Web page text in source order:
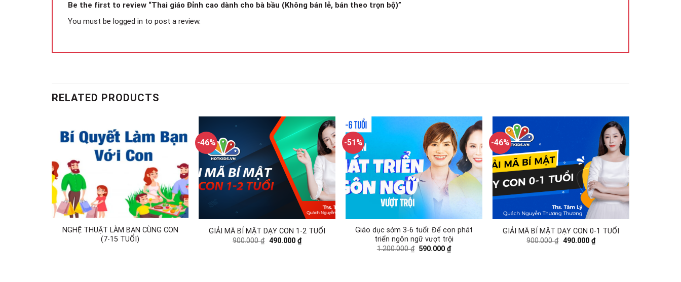
Be the first to review “Thai giáo Đỉnh cao dành cho bà bầu (Không bán lẻ, bán theo trọn bộ)”
You must be logged in to post a review.
RELATED PRODUCTS
NGHỆ THUẬT LÀM BẠN CÙNG CON
(7-15 TUỔI)
-46%
GIẢI MÃ BÍ MẬT DẠY CON 1-2 TUỔI
900.000₫ 490.000 ₫
-51%
Giáo dục sớm 3-6 tuổi: Để con phát
triển ngôn ngữ vượt trội
1.200.000₫ 590.000₫
-46%
GIẢI MÃ BÍ MẬT DẠY CON 0-1 TUỔI
900.000₫ 490.000 ₫